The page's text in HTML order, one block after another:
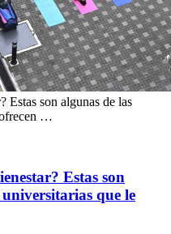
Estas son algunas de las
ofrecen …
Estas son
universitarias que le